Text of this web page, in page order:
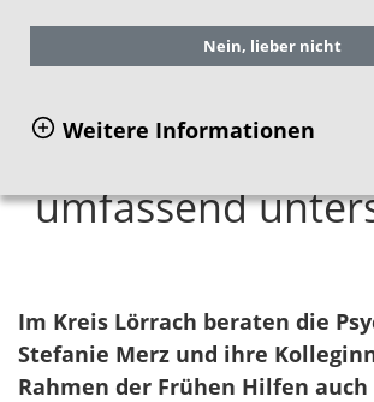
Nein, lieber nicht
Weitere Informationen
umfassend
Im Kreis Lörrach beraten die
Stefanie Merz und ihre
Rahmen der Frühen Hilfen auch